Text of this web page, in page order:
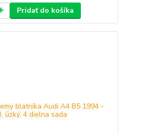
Pridať do košíka